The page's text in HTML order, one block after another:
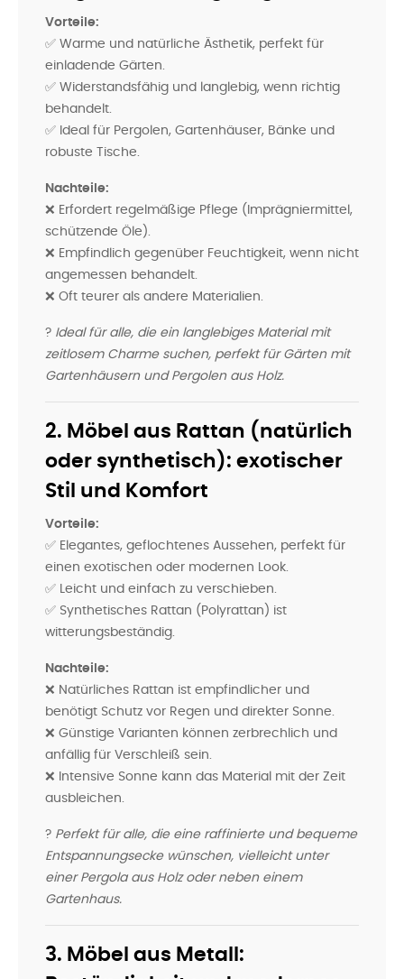
Vorteile:
✅ Warme und natürliche Ästhetik, perfekt für
einladende Gärten.
✅ Widerstandsfähig und langlebig, wenn richtig
behandelt.
✅ Ideal für Pergolen, Gartenhäuser, Bänke und
robuste Tische.
Nachteile:
❌ Erfordert regelmäßige Pflege (Imprägniermittel,
schützende Öle).
❌ Empfindlich gegenüber Feuchtigkeit, wenn nicht
angemessen behandelt.
❌ Oft teurer als andere Materialien.
? Ideal für alle, die ein langlebiges Material mit
zeitlosem Charme suchen, perfekt für Gärten mit
Gartenhäusern und Pergolen aus Holz.
2. Möbel aus Rattan (natürlich
oder synthetisch): exotischer
Stil und Komfort
Vorteile:
✅ Elegantes, geflochtenes Aussehen, perfekt für
einen exotischen oder modernen Look.
✅ Leicht und einfach zu verschieben.
✅ Synthetisches Rattan (Polyrattan) ist
witterungsbeständig.
Nachteile:
❌ Natürliches Rattan ist empfindlicher und
benötigt Schutz vor Regen und direkter Sonne.
❌ Günstige Varianten können zerbrechlich und
anfällig für Verschleiß sein.
❌ Intensive Sonne kann das Material mit der Zeit
ausbleichen.
? Perfekt für alle, die eine raffinierte und bequeme
Entspannungsecke wünschen, vielleicht unter
einer Pergola aus Holz oder neben einem
Gartenhaus.
3. Möbel aus Metall: